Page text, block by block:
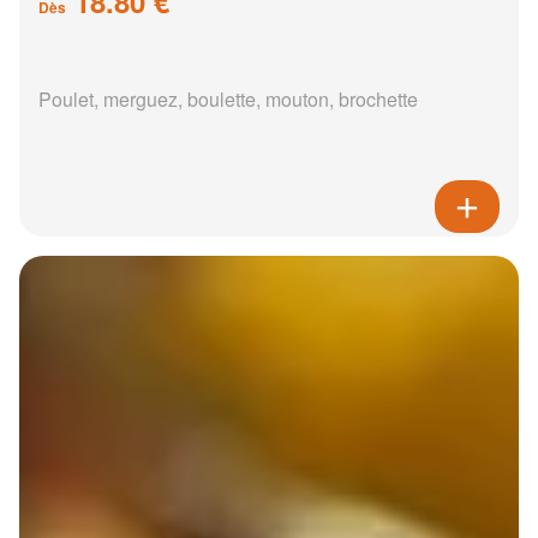
Dès
Poulet, merguez, boulette, mouton, brochette